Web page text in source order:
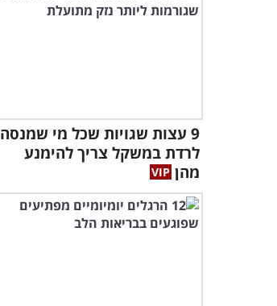
9 עצות שגויות שכל מי שמנסה
לרדת במשקל צריך להימנע
מהן